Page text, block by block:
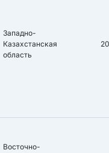
Западно-
Казахстанская
область
Восточно-